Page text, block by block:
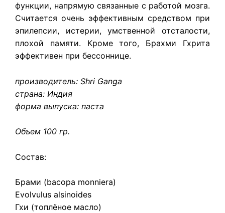
функции, напрямую связанные с работой мозга.
Считается очень эффективным средством при
эпилепсии, истерии, умственной отсталости,
плохой памяти. Кроме того, Брахми Гхрита
эффективен при бессоннице.
производитель: Shri Ganga
страна: Индия
форма выпуска: паста
Объем 100 гр.
Состав:
Брами (bacopa monniera)
Evolvulus alsinoides
Гхи (топлёное масло)